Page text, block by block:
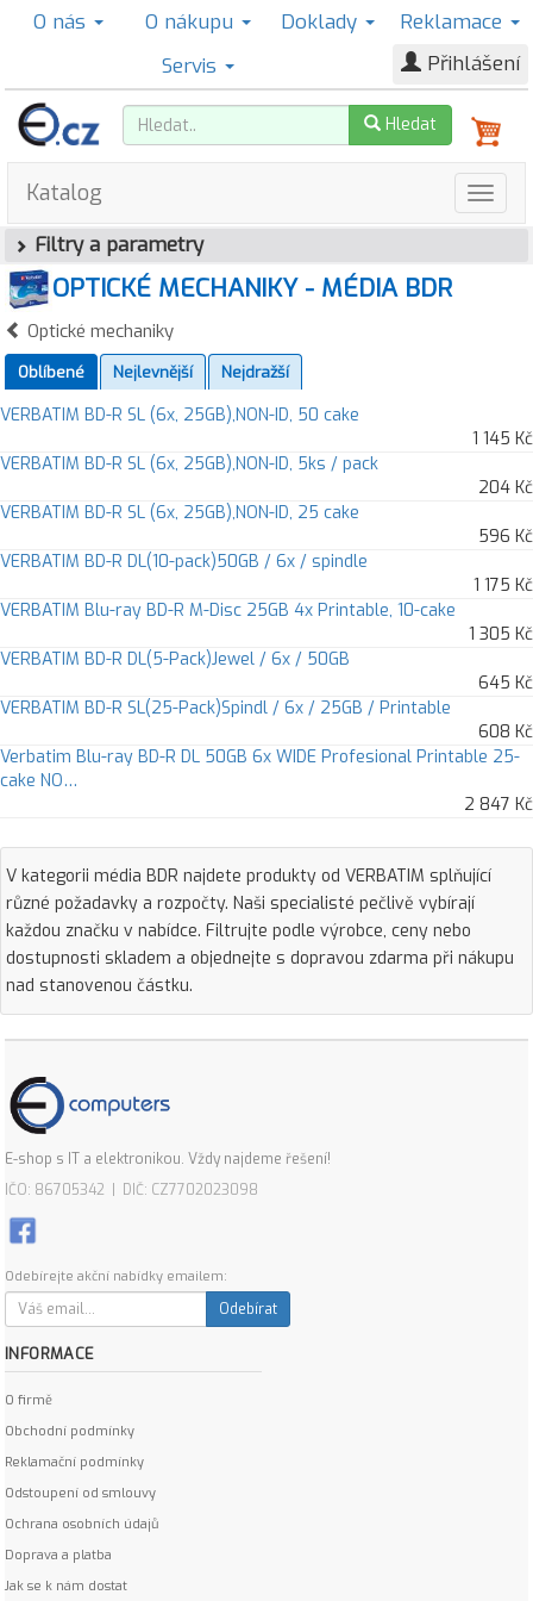
O nás O nákupu Doklady
Reklamace
Servis
Přihlášení
Hledat
Katalog
Filtry a parametry
OPTICKÉ MECHANIKY - MÉDIA BDR
Optické mechaniky
Oblíbené Nejlevnější Nejdražší
VERBATIM BD-R SL (6x, 25GB),NON-ID, 50 cake
1 145 Kč
VERBATIM BD-R SL (6x, 25GB),NON-ID, 5ks / pack
204 Kč
VERBATIM BD-R SL (6x, 25GB),NON-ID, 25 cake
596 Kč
VERBATIM BD-R DL(10-pack)50GB / 6x / spindle
1 175 Kč
VERBATIM Blu-ray BD-R M-Disc 25GB 4x Printable, 10-cake
1 305 Kč
VERBATIM BD-R DL(5-Pack)Jewel / 6x / 50GB
645 Kč
VERBATIM BD-R SL(25-Pack)Spindl / 6x / 25GB / Printable
608 Kč
Verbatim Blu-ray BD-R DL 50GB 6x WIDE Profesional Printable 25-
cake NO…
2 847 Kč
V kategorii média BDR najdete produkty od VERBATIM splňující
různé požadavky a rozpočty. Naši specialisté pečlivě vybírají
každou značku v nabídce. Filtrujte podle výrobce, ceny nebo
dostupnosti skladem a objednejte s dopravou zdarma při nákupu
nad stanovenou částku.
E-shop s IT a elektronikou. Vždy najdeme řešení!
IČO: 86705342 | DIČ: CZ7702023098
Odebírejte akční nabídky emailem:
Odebírat
INFORMACE
O firmě
Obchodní podmínky
Reklamační podmínky
Odstoupení od smlouvy
Ochrana osobních údajů
Doprava a platba
Jak se k nám dostat